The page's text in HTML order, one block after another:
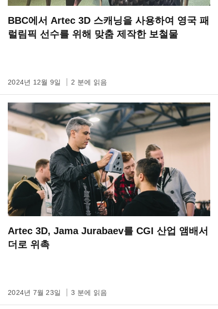
BBC에서 Artec 3D 스캐닝을 사용하여 영국 패
럴림픽 선수를 위해 맞춤 제작한 보철물
2024년 12월 9일 2 분에 읽음
Artec 3D, Jama Jurabaev를 CGI 산업 앰배서
더로 위촉
2024년 7월 23일 3 분에 읽음